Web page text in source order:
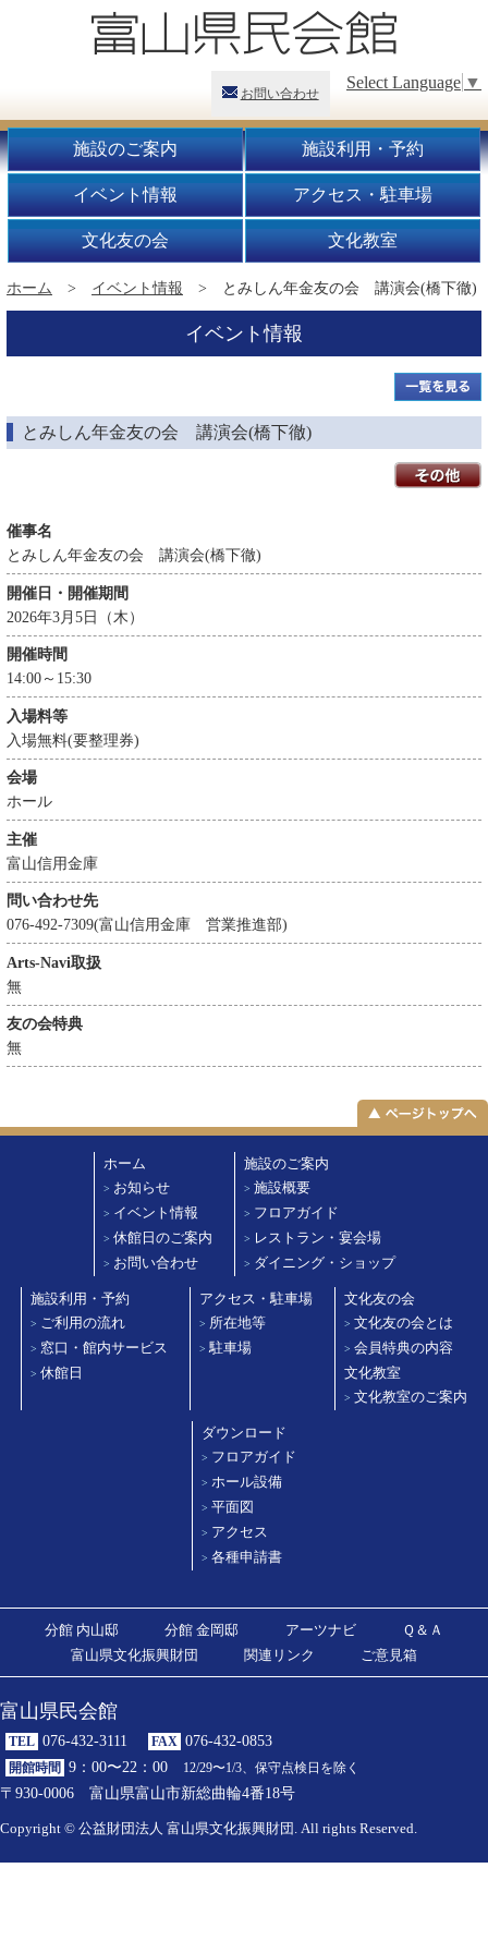
Select Language ▼
お問い合わせ
施設のご案内 施設利用・予約
イベント情報 アクセス・駐車場
文化友の会 文化教室
ホーム > イベント情報 > とみしん年金友の会 講演会(橋下徹)
イベント情報
とみしん年金友の会 講演会(橋下徹)
催事名
とみしん年金友の会 講演会(橋下徹)
開催日・開催期間
2026年3月5日（木）
開催時間
14:00～15:30
入場料等
入場無料(要整理券)
会場
ホール
主催
富山信用金庫
問い合わせ先
076-492-7309(富山信用金庫 営業推進部)
Arts-Navi取扱
無
友の会特典
無
ホーム
> お知らせ
> イベント情報
> 休館日のご案内
> お問い合わせ
施設のご案内
> 施設概要
> フロアガイド
> レストラン・宴会場
> ダイニング・ショップ
施設利用・予約
> ご利用の流れ
> 窓口・館内サービス
> 休館日
アクセス・駐車場
> 所在地等
> 駐車場
文化友の会
> 文化友の会とは
> 会員特典の内容
文化教室
> 文化教室のご案内
ダウンロード
> フロアガイド
> ホール設備
> 平面図
> アクセス
> 各種申請書
分館 内山邸 分館 金岡邸 アーツナビ
Ｑ＆Ａ
富山県文化振興財団
関連リンク ご意見箱
富山県民会館
TEL 076-432-3111 FAX 076-432-0853
開館時間 9：00〜22：00 12/29〜1/3、保守点検日を除く
〒930-0006 富山県富山市新総曲輪4番18号
Copyright © 公益財団法人 富山県文化振興財団. All rights Reserved.